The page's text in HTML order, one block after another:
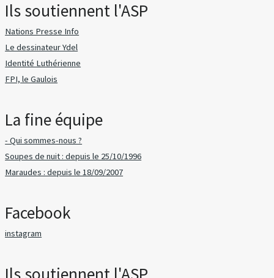
Ils soutiennent l'ASP
Nations Presse Info
Le dessinateur Ydel
Identité Luthérienne
FPI, le Gaulois
La fine équipe
- Qui sommes-nous ?
Soupes de nuit : depuis le 25/10/1996
Maraudes : depuis le 18/09/2007
Facebook
instagram